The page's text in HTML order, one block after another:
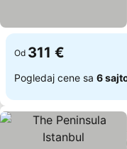
Od 311 €
Pogledaj cene sa 6